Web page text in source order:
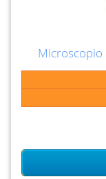
Microscopio